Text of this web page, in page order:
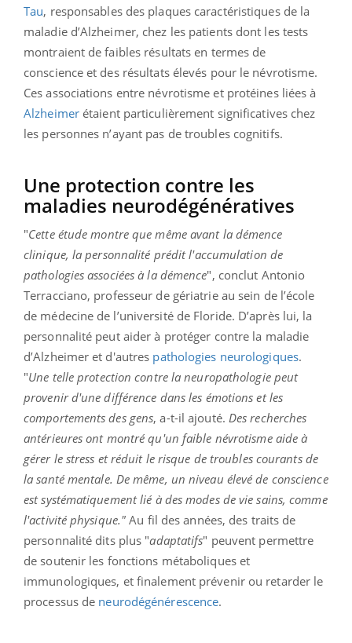
Tau, responsables des plaques caractéristiques de la
maladie d’Alzheimer, chez les patients dont les tests
montraient de faibles résultats en termes de
conscience et des résultats élevés pour le névrotisme.
Ces associations entre névrotisme et protéines liées à
Alzheimerétaient particulièrement significatives chez
les personnes n’ayant pas de troubles cognitifs.
Une protection contre les
maladies neurodégénératives
"Cette étude montre que même avant la démence
clinique, la personnalité prédit l'accumulation de
pathologies associées à la démence", conclut Antonio
Terracciano, professeur de gériatrie au sein de l’école
de médecine de l’université de Floride. D’après lui, la
personnalité peut aider à protéger contre la maladie
d’Alzheimer et d'autres pathologies neurologiques.
"Une telle protection contre la neuropathologie peut
provenir d'une différence dans les émotions et les
comportements des gens, a-t-il ajouté. Des recherches
antérieures ont montré qu'un faible névrotisme aide à
gérer le stress et réduit le risque de troubles courants de
la santé mentale. De même, un niveau élevé de conscience
est systématiquement lié à des modes de vie sains, comme
l'activité physique."Au fil des années, des traits de
personnalité dits plus "adaptatifs" peuvent permettre
de soutenir les fonctions métaboliques et
immunologiques, et finalement prévenir ou retarder le
processus de neurodégénérescence.